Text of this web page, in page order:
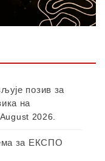
позив за
на
2026.
за ЕКСПО